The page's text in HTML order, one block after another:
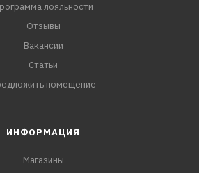
лояльности
Отзывы
Вакансии
Статьи
помещение
ИНФОРМАЦИЯ
Магазины